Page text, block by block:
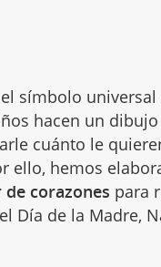
símbolo
hacen un
cuánto le
ello, hemos
de corazones para
Día de la Madre,